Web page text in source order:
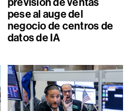
pese al auge del
negocio de centros de
datos de IA